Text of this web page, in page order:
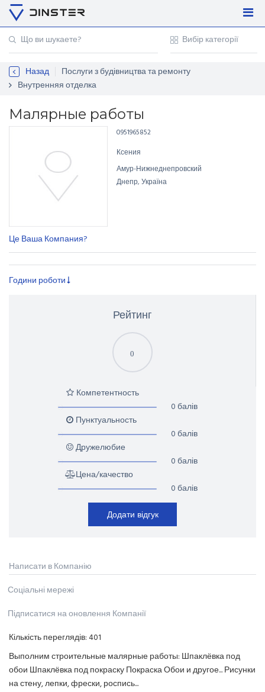
Регістрація
Контакти
Назад
Послуги з будівництва та ремонту
Внутренняя отделка
Малярные работы
Це Ваша Компания?
0951965852
Ксения
Амур-Нижнеднепровский
Днепр, Україна
Години роботи
Рейтинг
0
Компетентность
0 балів
Пунктуальность
0 балів
Дружелюбие
0 балів
Цена/качество
0 балів
Додати відгук
Написати в Компанію
Соціальні мережі
Підписатися на оновлення Компанії
Кількість переглядів:401
Выполним строительные малярные работы: Шпаклёвка под
обои Шпаклёвка под покраску Покраска Обои и другое... Рисунки
на стену, лепки, фрески, роспись...